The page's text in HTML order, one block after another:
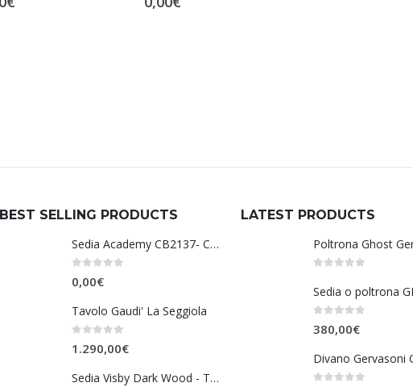
BEST SELLING PRODUCTS
Sedia Academy CB2137- Connubia
0,00€
Tavolo Gaudi' La Seggiola
1.290,00€
Sedia Visby Dark Wood - Tomasucci
LATEST PRODUCTS
Poltrona Ghost
380,00€
Divano Gervasoni